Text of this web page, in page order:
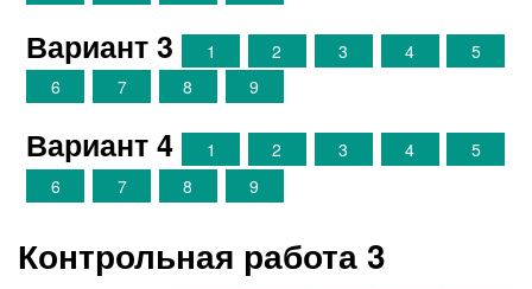
Вариант 3 1 2 3 4
5
6
7 8 9
Вариант 4 1 2 3 4
5
6
7 8 9
Контрольная работа 3